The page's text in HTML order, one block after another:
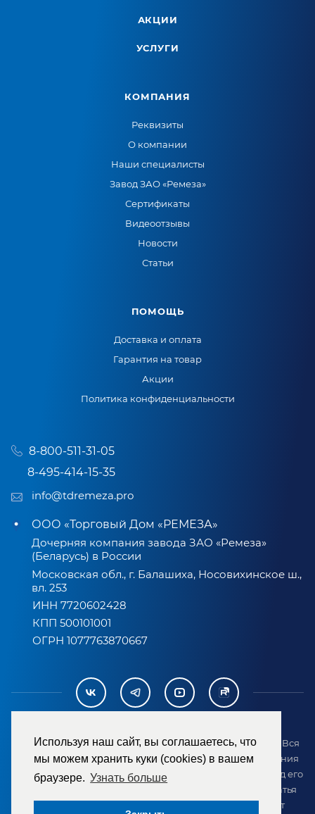
Используя наш сайт, вы соглашаетесь, что
мы можем хранить куки (cookies) в вашем
браузере. Узнать больше
АКЦИИ
УСЛУГИ
КОМПАНИЯ
Реквизиты
О компании
Наши специалисты
Завод ЗАО «Ремеза»
Сертификаты
Видеоотзывы
Новости
Статьи
ПОМОЩЬ
Доставка и оплата
Гарантия на товар
Акции
Политика конфиденциальности
8-800-511-31-05
8-495-414-15-35
info@tdremeza.pro
ООО «Торговый Дом «РЕМЕЗА»
Дочерняя компания завода ЗАО «Ремеза»
(Беларусь) в России
Московская обл., г. Балашиха, Носовихинское ш.,
вл. 253
ИНН 7720602428
КПП 500101001
ОГРН 1077763870667
2007-2026 © ООО «ТД «РЕМЕЗА». Все права защищены. Вся
информация на сайте размещена в целях предоставления
возможности покупателю ознакомиться с товаром перед его
приобретением и не является публичной офертой (статья
437 ГК РФ). Внешний вид товара может отличаться от